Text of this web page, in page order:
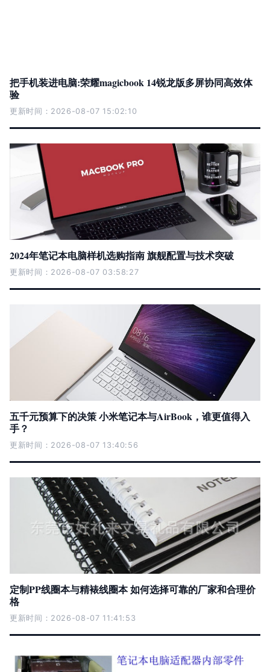
把手机装进电脑:荣耀magicbook 14锐龙版多屏协同高效体
验
更新时间：2026-08-07 15:02:10
2024年笔记本电脑样机选购指南 旗舰配置与技术突破
更新时间：2026-08-07 03:58:27
五千元预算下的决策 小米笔记本与AirBook，谁更值得入
手？
更新时间：2026-08-07 13:40:56
定制PP线圈本与精裱线圈本 如何选择可靠的厂家和合理价
格
更新时间：2026-08-07 11:41:53